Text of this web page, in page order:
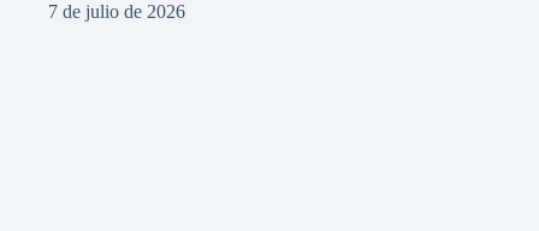
7 de julio de 2026